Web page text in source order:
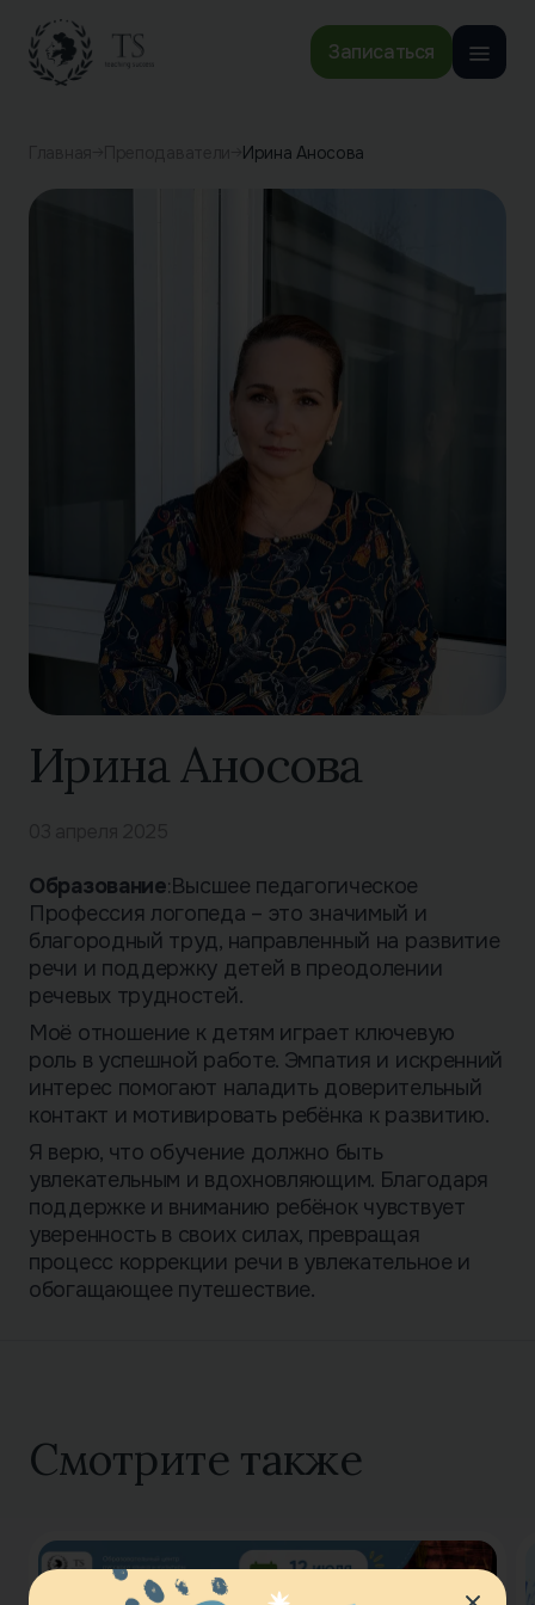
Записаться
Ирина Аносова
Ирина Аносова
Образование:Высшее педагогическое
Профессия логопеда – это значимый и
благородный труд, направленный на развитие
речи и поддержку детей в преодолении
речевых трудностей.
Моё отношение к детям играет ключевую
роль в успешной работе. Эмпатия и искренний
интерес помогают наладить доверительный
контакт и мотивировать ребёнка к развитию.
Я верю, что обучение должно быть
увлекательным и вдохновляющим. Благодаря
поддержке и вниманию ребёнок чувствует
уверенность в своих силах, превращая
процесс коррекции речи в увлекательное и
обогащающее путешествие.
Смотрите также